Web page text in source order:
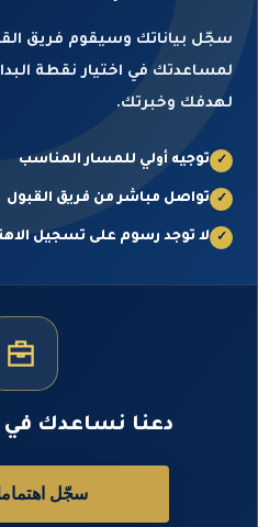
سجّل بياناتك وسيقوم فريق
لمساعدتك في اختيار نقطة
لهدفك وخبرتك.
✓ توجيه أولي للمسار المناسب
✓ تواصل مباشر من فريق القبول
✓ لا توجد رسوم على تسجيل
دعنا نساعدك في
سجّل